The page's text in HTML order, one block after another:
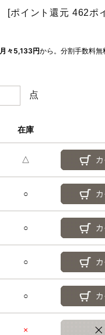
[ポイント還元 462ポ
月々5,133円から。分割手数料
点
在庫
△
○
○
○
○
×